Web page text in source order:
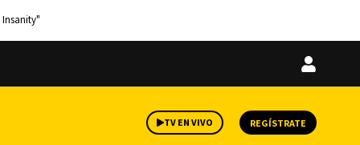
Iniciar
TV EN VIVO REGÍSTRATE